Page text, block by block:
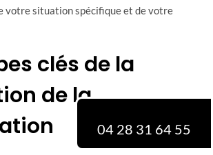
votre situation spécifique et de votre
clés de la
de la
04 28 31 64 55